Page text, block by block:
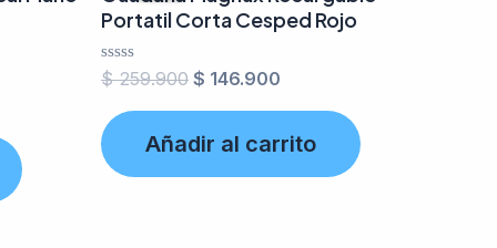
Portatil Corta Cesped Rojo
Valorado
en
de
5
$259.900 $ 146.900
Añadir al carrito